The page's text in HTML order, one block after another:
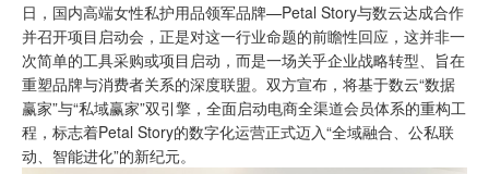
日，国内高端女性私护用品领军品牌—Petal Story与数云达成合作
并召开项目启动会，正是对这一行业命题的前瞻性回应，这并非一
次简单的工具采购或项目启动，而是一场关乎企业战略转型、旨在
重塑品牌与消费者关系的深度联盟。双方宣布，将基于数云“数据
赢家”与“私域赢家”双引擎，全面启动电商全渠道会员体系的重构工
程，标志着Petal Story的数字化运营正式迈入“全域融合、公私联
动、智能进化”的新纪元。